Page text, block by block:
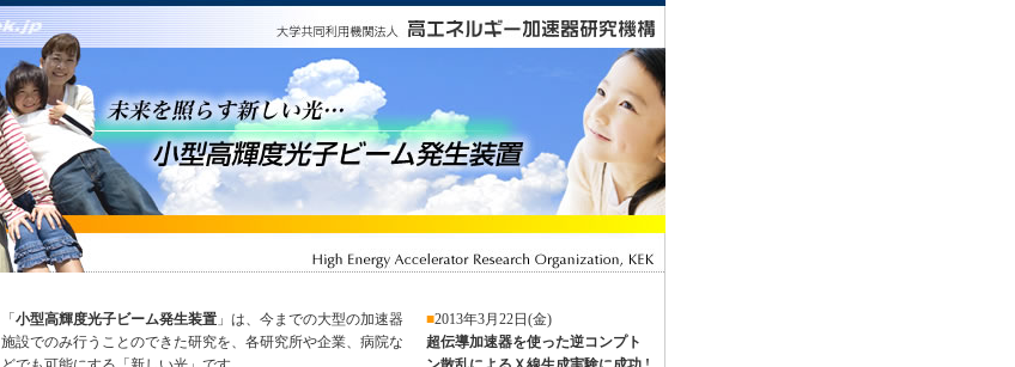
「 小型高輝度光子ビーム発生装置 」は、今までの大型の加速器
施設でのみ行うことのできた研究を、各研究所や企業、病院な
■2013年3月22日(金)
超伝導加速器を使った逆コンプト